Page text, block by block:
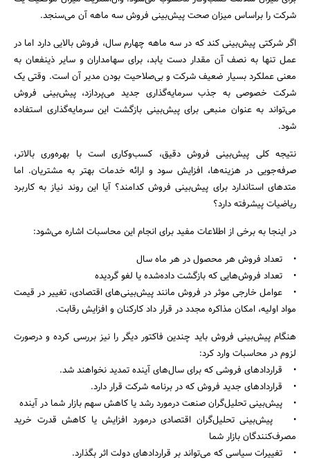
شرکت را براساس میزان صحت پیش‌بینی فروش سه ماهه آن می‌سنجد.
اگر شرکتی پیش‌بینی کند که در سه ماهه چهارم سال، فروش بالایی دارد اما در
عمل تنها به نصف آن مقدار دست ‌یابد، برای سهامداران و سایر ذینفعان به
معنی عملکرد بسیار ضعیف شرکت و بی‌صلاحیت بودن مدیر آن است. وقتی یک
شرکت خصوصی به جذب سرمایه‌گذاری جدید می‌پردازد، پیش‌بینی فروش
می‌تواند به عنوان منبعی برای پیش‌بینی بازگشت این سرمایه‌گذاری استفاده
شود.
نتیجه کلی پیش‌بینی فروش دقیق، کسب‌وکاری است با بهره‌وری بالا‌تر،
صرفه‌جویی در هزینه‌ها، افزایش سود و ارائه خدمات بهتر به مشتریان. اما
متدهای استاندارد برای پیش‌بینی فروش کدامند؟ آیا این روند نیاز به کاربرد
ریاضیات پیشرفته دارد؟
در اینجا به برخی از اطلاعات مفید برای انجام این محاسبات اشاره می‌شود:
• تعداد فروش هر محصول در هر ماه سال
• تعداد فروش‌هایی که بازگشت داده‌شده یا لغو گردیده
• عوامل خارجی موثر در فروش مانند پیش‌بینی‌های اقتصادی، تغییر در قیمت
مواد اولیه، امکان مذاکره مجدد در قرار داد کارکنان و افزایش رقابت.
هنگام پیش‌بینی فروش باید چندین فاکتور دیگر را نیز بررسی کرده و درصورت
لزوم در محاسبات وارد کرد:
• قراردادهای فروشی که برای سال‌های آینده تمدید نخواهند شد.
• قراردادهای جدید فروش که در برنامه شرکت قرار دارد.
• پیش‌بینی تحلیل‌گران صنعت درمورد رشد یا کاهش سهم بازار شما در آینده
• پیش‌بینی تحلیل‌گران اقتصادی درمورد افزایش یا کاهش قدرت خرید
مصرف‌کنندگان بازار شما
• تغییرات سیاسی که می‌تواند بر قراردادهای دولت اثر بگذارد.